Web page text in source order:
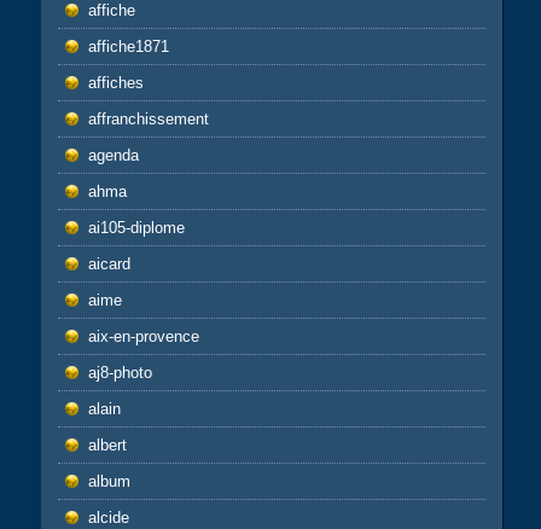
affiche
affiche1871
affiches
affranchissement
agenda
ahma
ai105-diplome
aicard
aime
aix-en-provence
aj8-photo
alain
albert
album
alcide